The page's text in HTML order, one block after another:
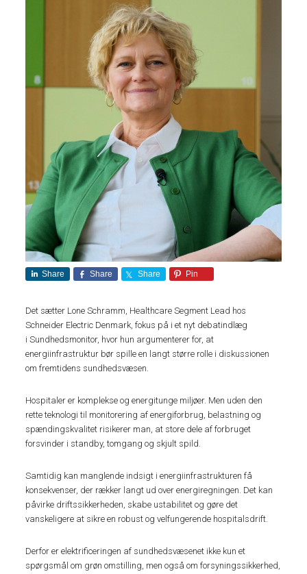
Share Share Share Pin
Det sætter Lone Schramm, Healthcare Segment Lead hos
Schneider Electric Denmark, fokus på i et nyt debatindlæg
i Sundhedsmonitor, hvor hun argumenterer for, at
energiinfrastruktur bør spille en langt større rolle i diskussionen
om fremtidens sundhedsvæsen.
Hospitaler er komplekse og energitunge miljøer. Men uden den
rette teknologi til monitorering af energiforbrug, belastning og
spændingskvalitet risikerer man, at store dele af forbruget
forsvinder i standby, tomgang og skjult spild.
Samtidig kan manglende indsigt i energiinfrastrukturen få
konsekvenser, der rækker langt ud over energiregningen. Det kan
påvirke driftssikkerheden, skabe ustabilitet og gøre det
vanskeligere at sikre en robust og velfungerende hospitalsdrift.
Derfor er elektrificeringen af sundhedsvæsenet ikke kun et
spørgsmål om grøn omstilling, men også om forsyningssikkerhed,